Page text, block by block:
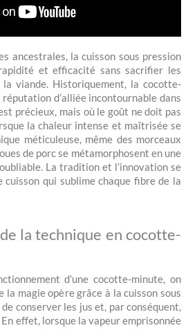
ancestrales, la cuisson sous pression
et efficacité sans sacrifier les
viande. Historiquement, la cocotte-
d’alliée incontournable dans
précieux, mais où le goût ne doit pas
la chaleur intense et maîtrisée se
méticuleuse, même des morceaux
de porc se métamorphosent en une
La tradition et l’innovation se
qui sublime chaque fibre de la
la technique en cocotte-
d’une cocotte-minute, on
la magie opère grâce à la cuisson sous
conserver les jus et, par conséquent,
effet, lorsque la vapeur emprisonnée